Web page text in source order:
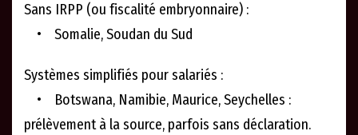
Sans IRPP (ou fiscalité embryonnaire) :
• Somalie, Soudan du Sud
Systèmes simplifiés pour salariés :
• Botswana, Namibie, Maurice, Seychelles :
prélèvement à la source, parfois sans déclaration.